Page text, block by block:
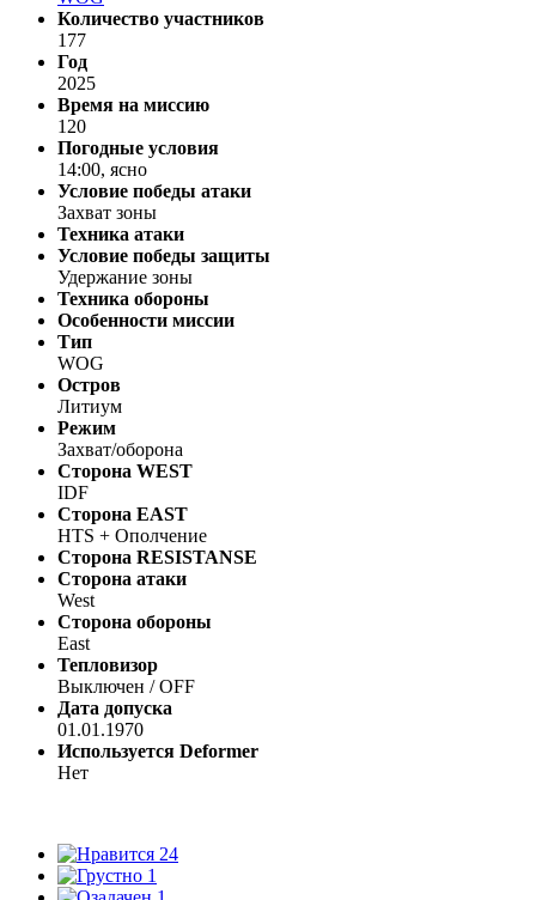
Количество участников
177
Год
2025
Время на миссию
120
Погодные условия
14:00, ясно
Условие победы атаки
Захват зоны
Техника атаки
Условие победы защиты
Удержание зоны
Техника обороны
Особенности миссии
Тип
WOG
Остров
Литиум
Режим
Захват/оборона
Сторона WEST
IDF
Сторона EAST
HTS + Ополчение
Сторона RESISTANSE
Сторона атаки
West
Сторона обороны
East
Тепловизор
Выключен / OFF
Дата допуска
01.01.1970
Используется Deformer
Нет
24
1